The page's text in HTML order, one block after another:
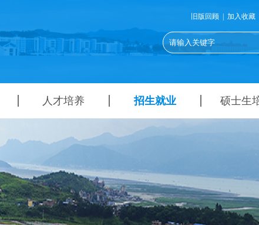
旧版回顾 加入收藏
人才培养 招生就业 硕士生